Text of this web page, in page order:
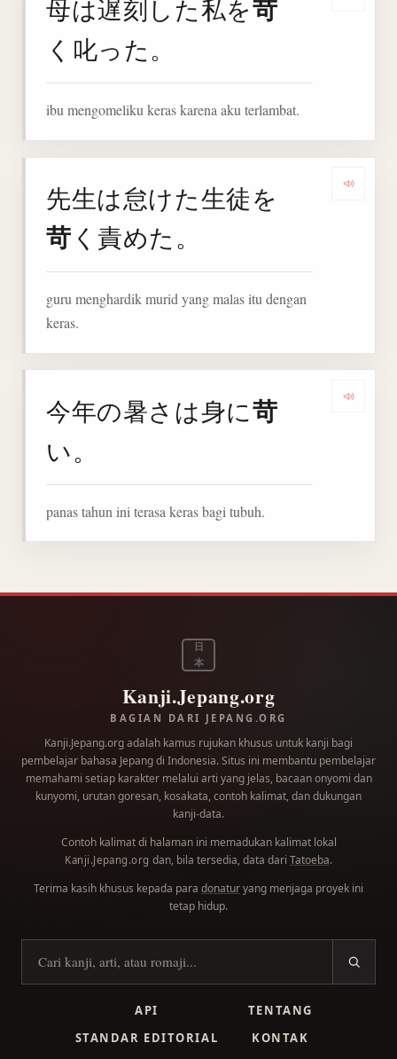
母は遅刻した私を苛
く叱った。
ibu mengomeliku keras karena aku terlambat.
先生は怠けた生徒を
苛 く責めた。
guru menghardik murid yang malas itu dengan
keras.
今年の暑さは身に苛
い。
panas tahun ini terasa keras bagi tubuh.
日
本
Kanji.Jepang.org
BAGIAN DARI JEPANG.ORG
Kanji.Jepang.org adalah kamus rujukan khusus untuk kanji bagi
pembelajar bahasa Jepang di Indonesia. Situs ini membantu pembelajar
memahami setiap karakter melalui arti yang jelas, bacaan onyomi dan
kunyomi, urutan goresan, kosakata, contoh kalimat, dan dukungan
kanji-data.
Contoh kalimat di halaman ini memadukan kalimat lokal
Kanji.Jepang.org dan, bila tersedia, data dari Tatoeba.
Terima kasih khusus kepada para donaturyang menjaga proyek ini
tetap hidup.
Cari kanji
API
TENTANG
STANDAR EDITORIAL
KONTAK